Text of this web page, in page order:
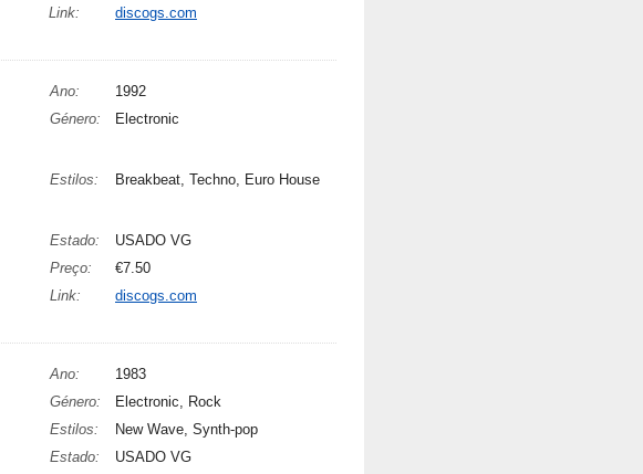
Link:
discogs.com
Ano:
1992
Género: Electronic
Estilos: Breakbeat, Techno, Euro House
Estado:
USADO VG
Preço:
€7.50
Link:
discogs.com
Ano:
1983
Género:
Electronic, Rock
Estilos:
New Wave, Synth-pop
Estado: USADO VG